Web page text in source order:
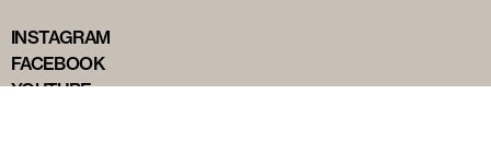
INSTAGRAM
FACEBOOK
YOUTUBE